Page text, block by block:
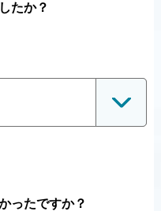
たか？
ったですか？